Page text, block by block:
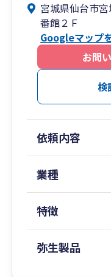
◆将来へ向けて、
蓄えていくかを念
資といった資金
はいたしません
方、創業したば
に、数字だけで
る説明をするよう
のコンサルティ
の観点からのオフ
ルールづくりも
宮城県仙台市
番館２Ｆ
Googleマップ
お問
検
依頼内容
業種
特徴
弥生製品